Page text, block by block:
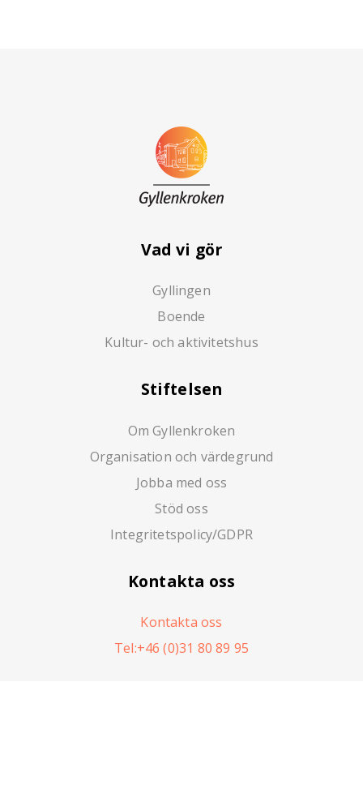
Vad vi gör
Gyllingen
Boende
Kultur- och aktivitetshus
Stiftelsen
Om Gyllenkroken
Organisation och värdegrund
Jobba med oss
Stöd oss
Integritetspolicy/GDPR
Kontakta oss
Kontakta oss
Tel:+46 (0)31 80 89 95